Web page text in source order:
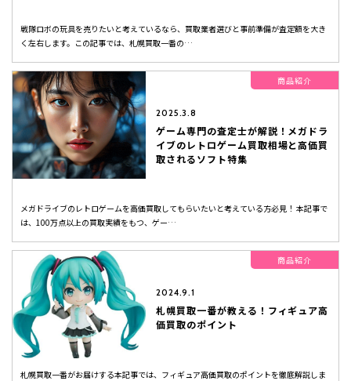
戦隊ロボの玩具を売りたいと考えているなら、買取業者選びと事前準備が査定額を大き
く左右します。この記事では、札幌買取一番の…
商品紹介
2025.3.8
ゲーム専門の査定士が解説！メガドラ
イブのレトロゲーム買取相場と高価買
取されるソフト特集
メガドライブのレトロゲームを高価買取してもらいたいと考えている方必見！ 本記事で
は、100万点以上の買取実績をもつ、ゲー…
商品紹介
2024.9.1
札幌買取一番が教える！フィギュア高
価買取のポイント
札幌買取一番がお届けする本記事では、フィギュア高価買取のポイントを徹底解説しま